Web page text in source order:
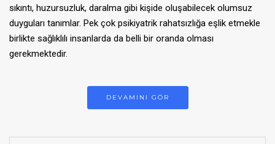
sıkıntı, huzursuzluk, daralma gibi kişide oluşabilecek olumsuz
duyguları tanımlar. Pek çok psikiyatrik rahatsızlığa eşlik etmekle
birlikte sağlıklılı insanlarda da belli bir oranda olması
gerekmektedir.
DEVAMINI GÖR